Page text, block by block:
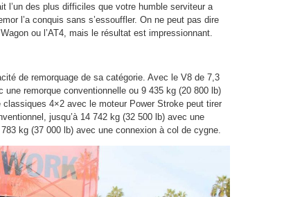
l’un des plus difficiles que votre humble serviteur a
l’a conquis sans s’essouffler. On ne peut pas dire
ou l’AT4, mais le résultat est impressionnant.
de remorquage de sa catégorie. Avec le V8 de 7,3
une remorque conventionnelle ou 9 435 kg (20 800 lb)
4×2 avec le moteur Power Stroke peut tirer
jusqu’à 14 742 kg (32 500 lb) avec une
kg (37 000 lb) avec une connexion à col de cygne.